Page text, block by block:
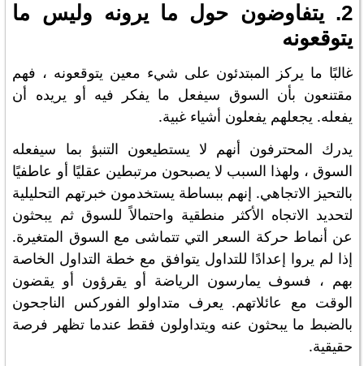
2. يتفاوضون حول ما يرونه وليس ما
يتوقعونه
غالبًا ما يركز المبتدئون على شيء معين يتوقعونه ، فهم
مقتنعون بأن السوق سيفعل ما يفكر فيه أو يريده أن
يفعله. يجعلهم يفعلون أشياء غبية.
يدرك المحترفون أنهم لا يستطيعون التنبؤ بما سيفعله
السوق ، ولهذا السبب لا يصبحون مرتبطين عقليًا أو عاطفيًا
بالتحيز الاتجاهي. إنهم ببساطة يستخدمون خبرتهم التحليلية
لتحديد الاتجاه الأكثر منطقية واحتمالاً للسوق ثم يبحثون
عن أنماط حركة السعر التي تتماشى مع السوق المتغيرة.
إذا لم يروا إعدادًا للتداول يتوافق مع خطة التداول الخاصة
بهم ، فسوف يمارسون الرياضة أو يقرؤون أو يقضون
الوقت مع عائلاتهم. يعرف متداولو الفوركس الناجحون
بالضبط ما يبحثون عنه ويتداولون فقط عندما تظهر فرصة
حقيقية.